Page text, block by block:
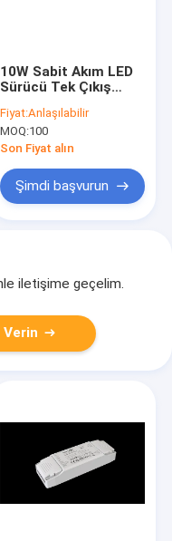
10W Sabit Akım LED
Sürücü Tek Çıkış
300mA veya 500mA
Fiyat:Anlaşılabilir
MOQ:100
Son Fiyat alın
Şimdi başvurun
iletişime geçelim.
Verin